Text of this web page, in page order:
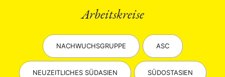
Arbeitskreise
NACHWUCHSGRUPPE ASC
NEUZEITLICHES SÜDASIEN SÜDOSTASIEN